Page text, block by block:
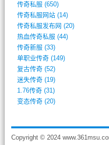
传奇私服 (650)
传奇私服网站(14)
传奇私服发布网 (20)
热血传奇私服 (44)
传奇新服 (33)
单职业传奇(149)
复古传奇(52)
迷失传奇(19)
1.76传奇(31)
变态传奇(20)
Copyright © 2024